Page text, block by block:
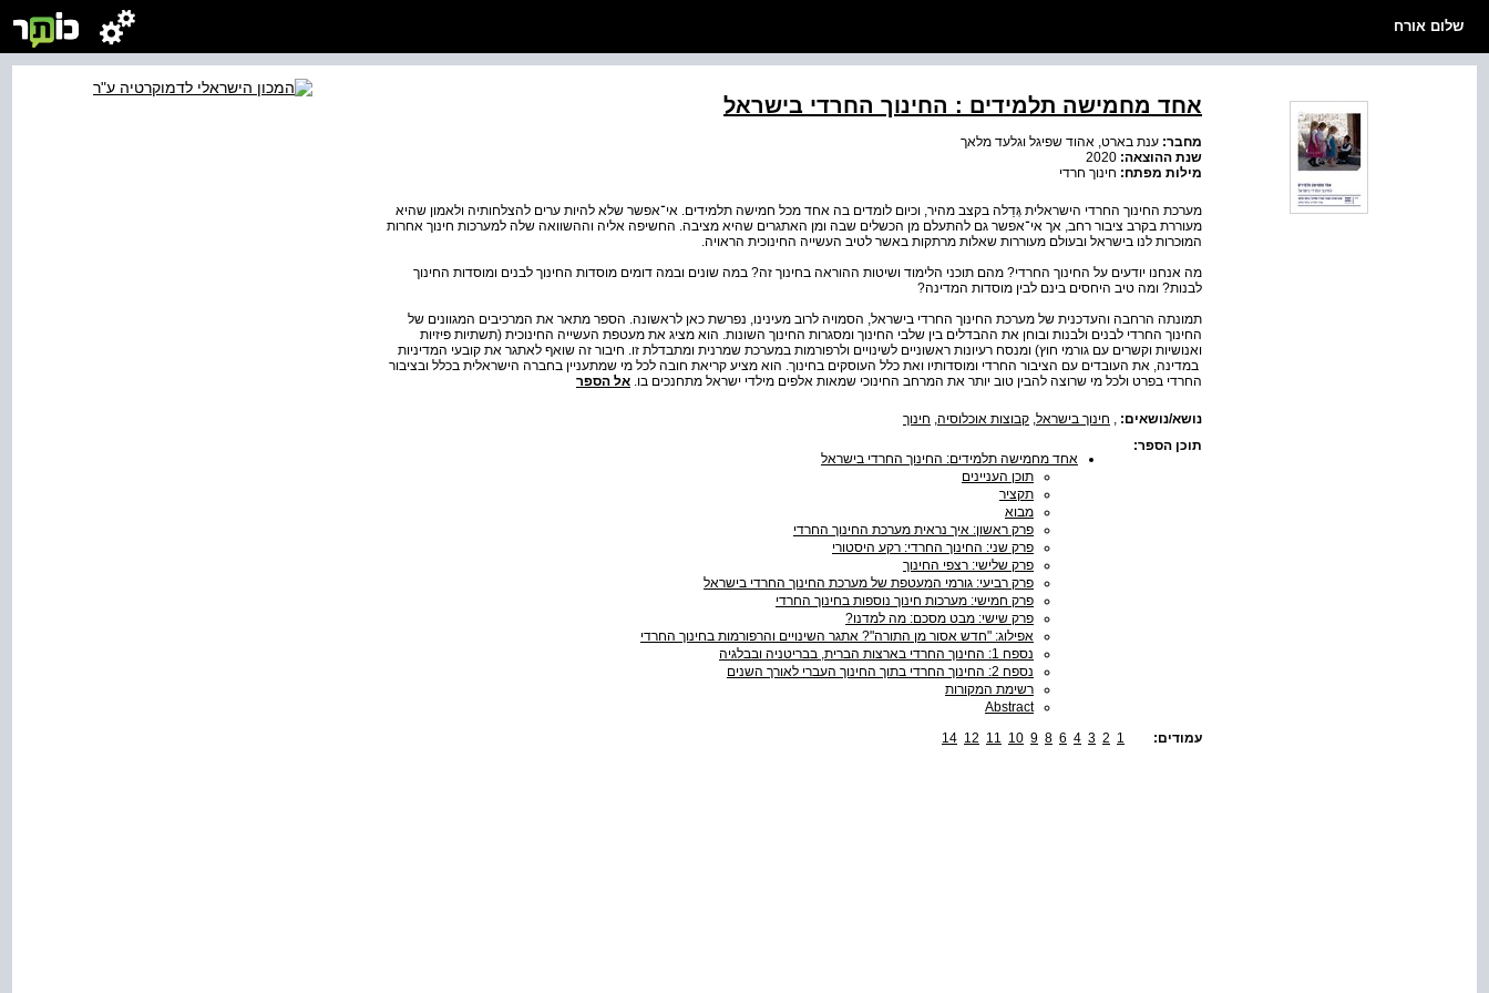
שלום אורח
אחד מחמישה תלמידים : החינוך החרדי בישראל
מחבר: ענת בארט, אהוד שפיגל וגלעד מלאך
שנת ההוצאה:
מילות מפתח: חינוך חרדי
מערכת החינוך החרדי הישראלית גְּדֵלה בקצב מהיר, וכיום לומדים בה אחד מכל חמישה תלמידים. אי־אפשר שלא להיות ערים להצלחותיה ולאמון שהיא
מעוררת בקרב ציבור רחב, אך אי־אפשר גם להתעלם מן הכשלים שבה ומן האתגרים שהיא מציבה. החשיפה אליה וההשוואה שלה למערכות חינוך אחרות
המוּכרות לנו בישראל ובעולם מעוררות שאלות מרתקות באשר לטיב העשייה החינוכית הראויה.
מה אנחנו יודעים על החינוך החרדי? מהם תוכני הלימוד ושיטות ההוראה בחינוך זה? במה שונים ובמה דומים מוסדות החינוך לבנים ומוסדות החינוך
לבנות? ומה טיב היחסים בינם לבין מוסדות המדינה?
תמונתה הרחבה והעדכנית של מערכת החינוך החרדי בישראל, הסמויה לרוב מעינינו, נפרשת כאן לראשונה. הספר מתאר את המרכיבים המגוונים של
החינוך החרדי לבנים ולבנות ובוחן את ההבדלים בין שלבי החינוך ומסגרות החינוך השונות. הוא מציג את מעטפת העשייה החינוכית (תשתיות פיזיות
ואנושיות וקשרים עם גורמי חוץ) ומנסח רעיונות ראשוניים לשינויים ולרפורמות במערכת שמרנית ומתבדלת זו. חיבור זה שואף לאתגר את קובעי המדיניות
במדינה, את העובדים עם הציבור החרדי ומוסדותיו ואת כלל העוסקים בחינוך. הוא מציע קריאת חובה לכל מי שמתעניין בחברה הישראלית בכלל ובציבור
החרדי בפרט ולכל מי שרוצה להבין טוב יותר את המרחב החינוכי שמאות אלפים מילדי ישראל מתחנכים בו. אל הספר
נושא/נושאים: חינוך בישראל קבוצות אוכלוסיה חינוך
תוכן הספר:
אחד מחמישה תלמידים: החינוך החרדי בישראל
תוכן העניינים
תקציר
מבוא
פרק ראשון: איך נראית מערכת החינוך החרדי
פרק שני: החינוך החרדי: רקע היסטורי
פרק שלישי: רצפי החינוך
פרק רביעי: גורמי המעטפת של מערכת החינוך החרדי בישראל
פרק חמישי: מערכות חינוך נוספות בחינוך החרדי
פרק שישי: מבט מסכם: מה למדנו?
אפילוג: "חדש אסור מן התורה"? אתגר השינויים והרפורמות בחינוך החרדי
נספח 1: החינוך החרדי בארצות הברית, בבריטניה ובבלגיה
נספח 2: החינוך החרדי בתוך החינוך העברי לאורך השנים
רשימת המקורות
Abstract
עמודים: 1
2
3
4
6
8
9
10
11
12
14